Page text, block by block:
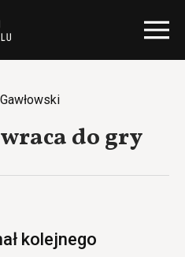
do gry
kolejnego